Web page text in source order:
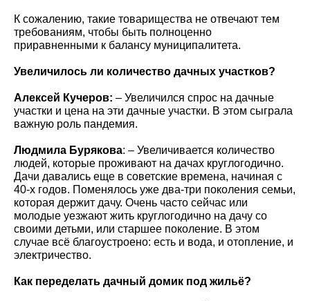
К сожалению, такие товарищества не отвечают тем
требованиям, чтобы быть полноценно
приравненными к балансу муниципалитета.
Увеличилось ли количество дачных участков?
Алексей Кучеров: – Увеличился спрос на дачные
участки и цена на эти дачные участки. В этом сыграла
важную роль пандемия.
Людмила Бурякова: – Увеличивается количество
людей, которые проживают на дачах круглогодично.
Дачи давались еще в советские времена, начиная с
40-х годов. Поменялось уже два-три поколения семьи,
которая держит дачу. Очень часто сейчас или
молодые уезжают жить круглогодично на дачу со
своими детьми, или старшее поколение. В этом
случае всё благоустроено: есть и вода, и отопление, и
электричество.
Как переделать дачный домик под жильё?